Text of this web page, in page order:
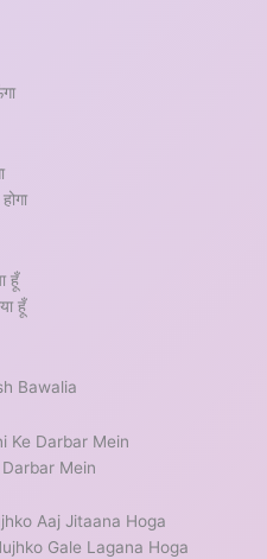
हूँ
हूँ
Bawalia
Ke Darbar Mein
Mein
Aaj Jitaana Hoga
Gale Lagana Hoga